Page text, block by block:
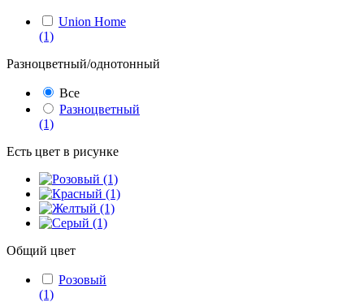
Union Home
(1)
Разноцветный/однотонный
Все
Разноцветный
(1)
Есть цвет в рисунке
Общий цвет
Розовый
(1)